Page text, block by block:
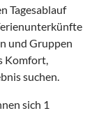
Tagesablauf
und Gruppen
Komfort,
suchen.
sich 1